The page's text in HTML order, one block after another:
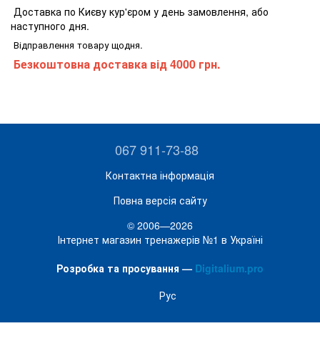
Доставка по Києву кур'єром у день замовлення, або
наступного дня.
Відправлення товару щодня.
Безкоштовна доставка від 4000 грн.
067 911-73-88
Контактна інформація
Повна версія сайту
© 2006—2026
Інтернет магазин тренажерів №1 в Україні
Розробка та просування — Digitalium.pro
Рус